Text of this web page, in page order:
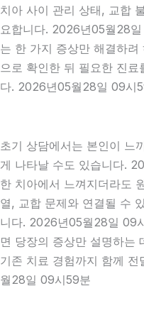
치아 사이 관리 상태, 교합
요합니다. 2026년05월28
는 한 가지 증상만 해결하
으로 확인한 뒤 필요한 진
다. 2026년05월28일 09시
초기 상담에서는 본인이 느
게 나타날 수도 있습니다.
한 치아에서 느껴지더라도
열, 교합 문제와 연결될 수
니다. 2026년05월28일 09
면 당장의 증상만 설명하는
기존 치료 경험까지 함께
월28일 09시59분